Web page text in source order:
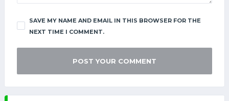
SAVE MY NAME AND EMAIL IN THIS BROWSER FOR THE
NEXT TIME I COMMENT.